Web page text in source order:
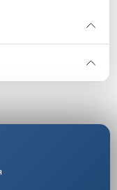
(Air Filter / Micro Filter)
поступающего в инкубатор,
интенсивной
/ Micro Filter).